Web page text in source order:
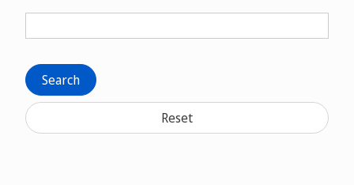
Search
Reset